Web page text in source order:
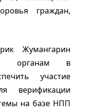
граждан,
Жумангарин
органам в
участие
верификации
на базе НПП